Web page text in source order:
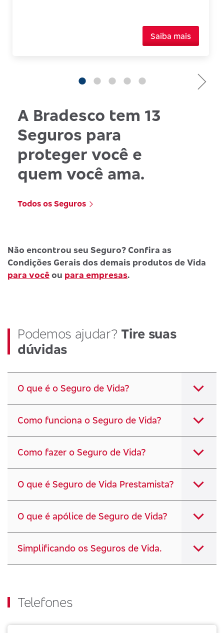
Saiba mais
A Bradesco tem 13
Seguros para
proteger você e
quem você ama.
Todos os Seguros
Não encontrou seu Seguro? Confira as
Condições Gerais dos demais produtos de Vida
para vocêou para empresas.
Podemos ajudar? Tire suas
dúvidas
O que é o Seguro de Vida?
Como funciona o Seguro de Vida?
Como fazer o Seguro de Vida?
O que é Seguro de Vida Prestamista?
O que é apólice de Seguro de Vida?
Simplificando os Seguros de Vida.
Telefones